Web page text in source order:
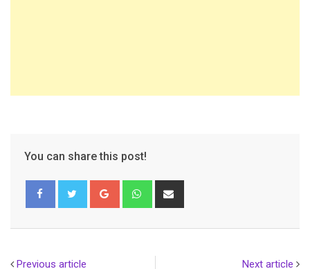
You can share this post!
Google+ Whatsapp
Previous article Next article